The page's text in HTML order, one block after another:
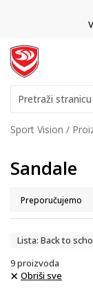
Pretraži stranicu
Sport Vision
Sandale
Lista: Back to
9proizvoda
Obriši sve